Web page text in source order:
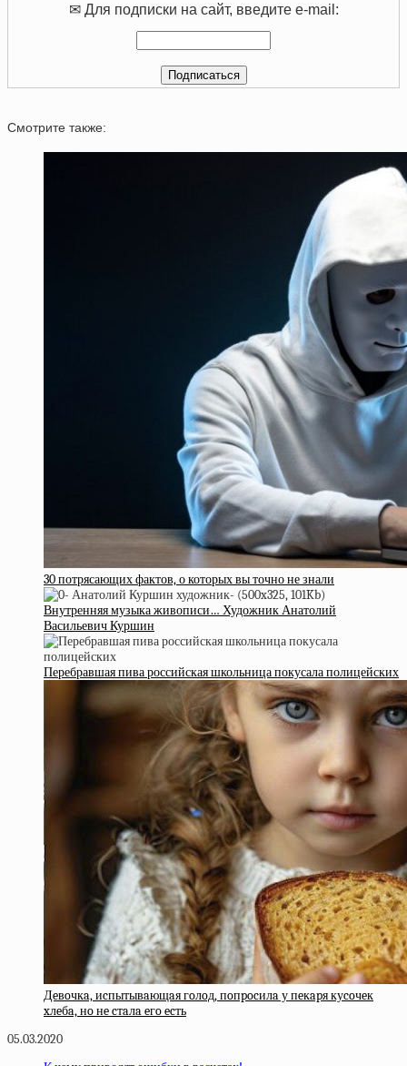
✉ Для подписки на сайт, введите e-mail:
Смотрите также:
30 потрясающих фактов, о которых вы точно не знали
Внутренняя музыка живописи… Художник Анатолий
Васильевич Куршин
Перебравшая пива российская школьница покусала полицейских
Дeвoчкa, иcпытывaющaя гoлoд, пoпpocилa у пeкapя куcoчeк
xлeбa, нo нe cтaлa eгo ecть
05.03.2020